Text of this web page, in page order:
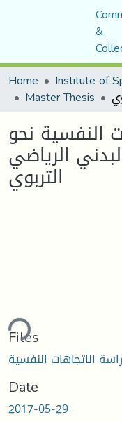
&
Home
Master Thesis
النفسية نحو
الرياضي
التربوي
Files
Date
2017-05-29